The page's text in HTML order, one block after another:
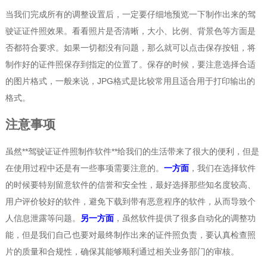
当我们完成所有的调整设置后，一定要仔细地预览一下制作出来的驾
驶证证件照效果。看看照片是否清晰，大小、比例、背景色等方面是
否都符合要求。如果一切都没有问题，那么就可以点击保存按钮，将
制作好的证件照保存到指定的位置了。保存的时候，要注意选择合适
的图片格式，一般来说，JPG格式是比较常用且适合用于打印输出的
格式。
注意事项
虽然**驾驶证证件照制作软件**给我们的生活带来了很大的便利，但是
在使用过程中还是有一些事项需要注意的。 一方面，我们在选择软件
的时候要特别留意软件的信誉和安全性，最好选择那些知名度较高、
用户评价较好的软件，避免下载到带有恶意程序的软件，从而导致个
人信息泄露等问题。
另一方面，虽然软件提供了很多自动化的调整功
能，但是我们自己也要对最终制作出来的证件照负责，要认真检查照
片的质量和合规性，确保其能够顺利通过相关业务部门的审核。